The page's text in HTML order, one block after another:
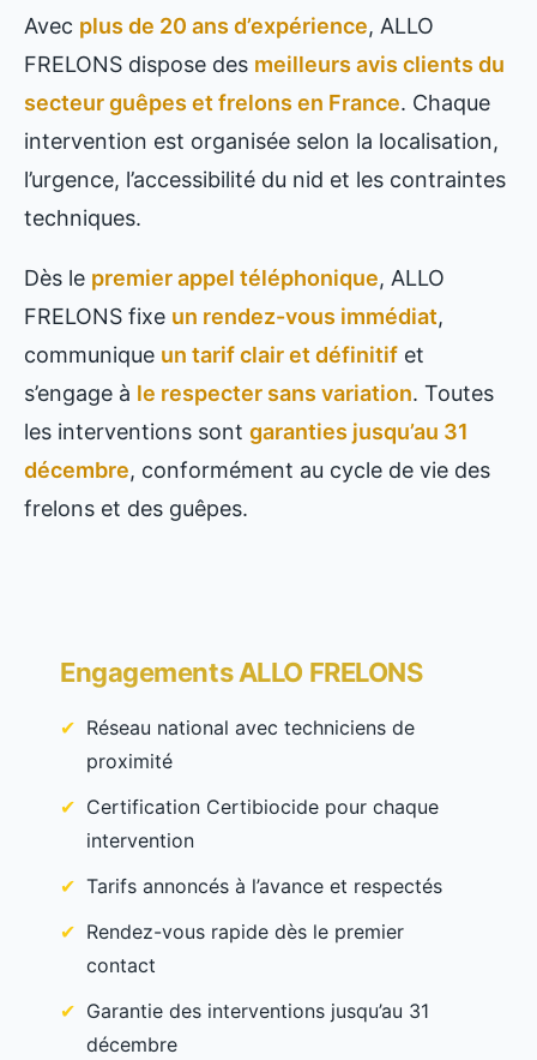
Avec plus de 20 ans d’expérience, ALLO
FRELONS dispose des meilleurs avis clients du
secteur guêpes et frelons en France. Chaque
intervention est organisée selon la localisation,
l’urgence, l’accessibilité du nid et les contraintes
techniques.
Dès le premier appel téléphonique, ALLO
FRELONS fixe un rendez-vous immédiat,
communique un tarif clair et définitif et
s’engage à le respecter sans variation. Toutes
les interventions sont garanties jusqu’au 31
décembre, conformément au cycle de vie des
frelons et des guêpes.
Engagements ALLO FRELONS
Réseau national avec techniciens de
proximité
Certification Certibiocide pour chaque
intervention
Tarifs annoncés à l’avance et respectés
Rendez-vous rapide dès le premier
contact
Garantie des interventions jusqu’au 31
décembre